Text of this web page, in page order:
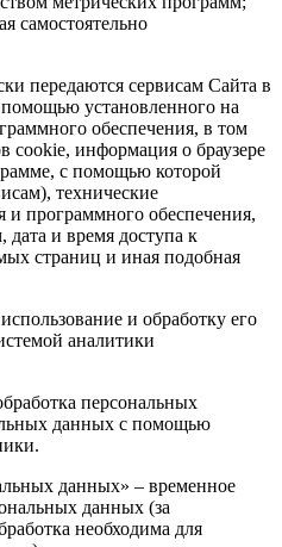
самостоятельно
передаются сервисам Сайта в
установленного на
обеспечения, в том
cookie, информация о браузере
с помощью которой
технические
и программного обеспечения,
дата и время доступа к
страниц и иная подобная
и обработку его
аналитики
персональных
данных с помощью
данных» – временное
данных (за
необходима для